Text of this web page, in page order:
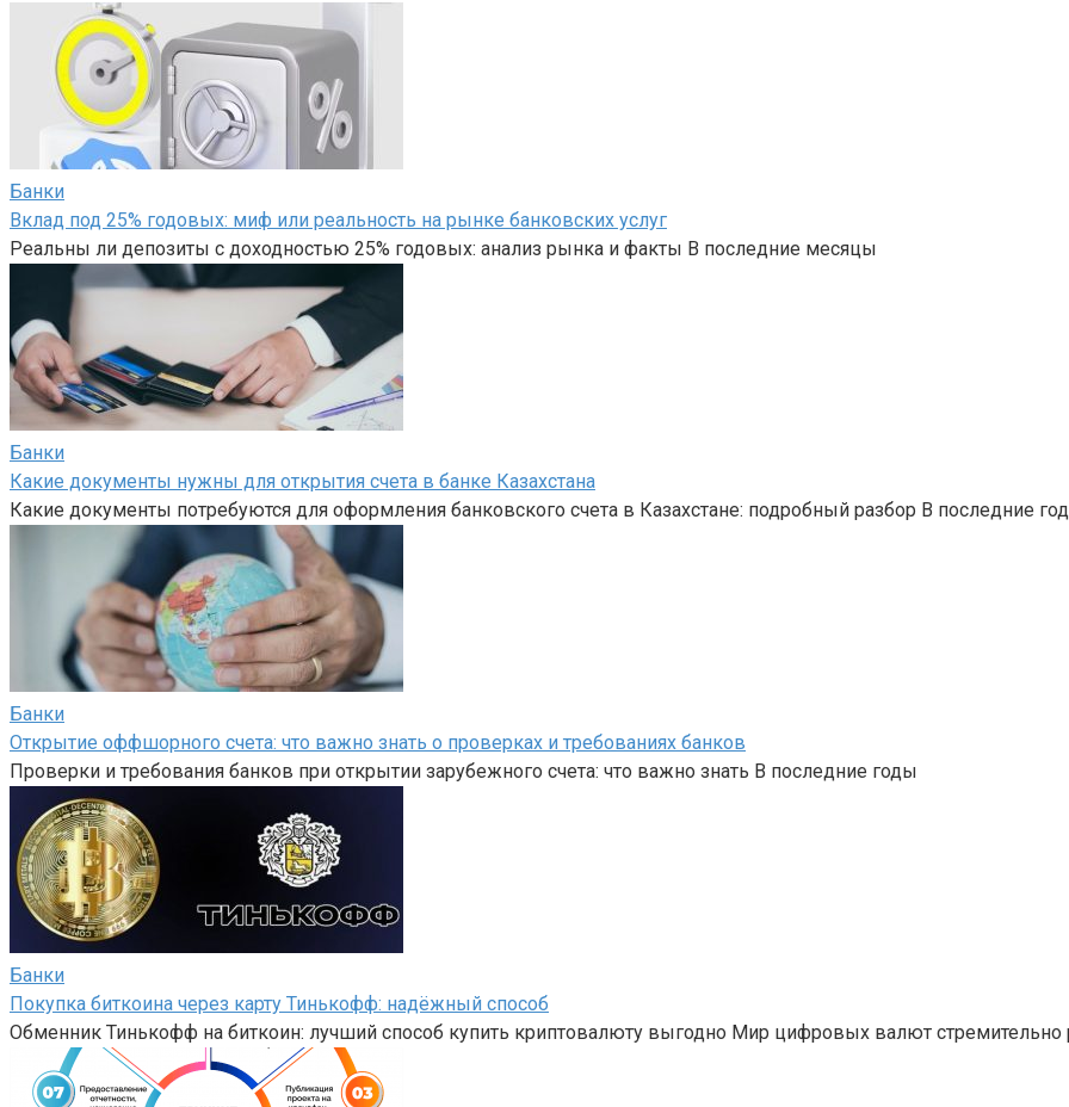
Банки
Вклад под 25% годовых: миф или реальность на рынке банковских услуг
Реальны ли депозиты с доходностью 25% годовых: анализ рынка и факты В последние месяцы
Банки
Какие документы нужны для открытия счета в банке Казахстана
Какие документы потребуются для оформления банковского счета в Казахстане: подробный разбор В последние
Банки
Открытие оффшорного счета: что важно знать о проверках и требованиях банков
Проверки и требования банков при открытии зарубежного счета: что важно знать В последние годы
Банки
Покупка биткоина через карту Тинькофф: надёжный способ
Обменник Тинькофф на биткоин: лучший способ купить криптовалюту выгодно Мир цифровых валют стремительно